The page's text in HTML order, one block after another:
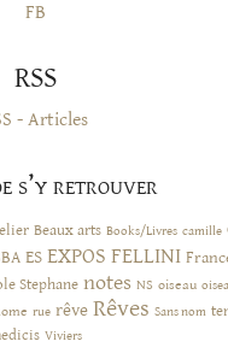
FB
RSS
- Articles
s’y retrouver
Beaux arts Books/Livres camille
ES EXPOS FELLINI
Stephane notes NS oiseau
rue rêve Rêves Sans nom
Viviers